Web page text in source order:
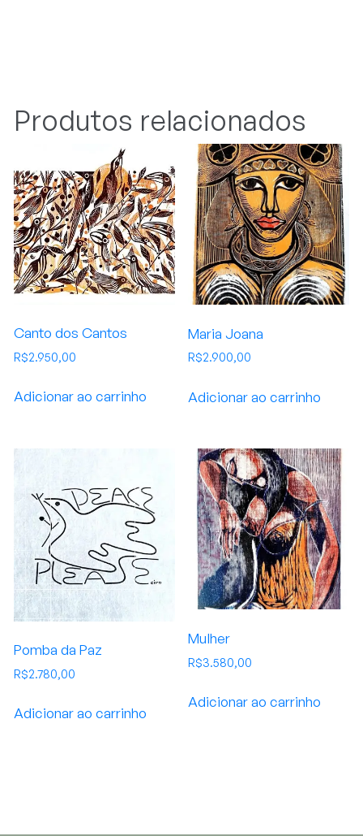
Produtos relacionados
Canto dos Cantos
R$2.950,00
Adicionar ao carrinho
Maria Joana
R$2.900,00
Adicionar ao carrinho
Pomba da Paz
R$2.780,00
Adicionar ao carrinho
Mulher
R$3.580,00
Adicionar ao carrinho